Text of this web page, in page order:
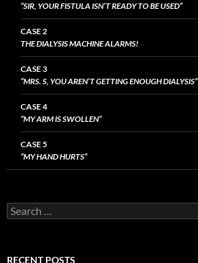
“SIR, YOUR FISTULA ISN’T READY TO BE USED”
CASE 2
THE DIALYSIS MACHINE ALARMS!
CASE 3
“MRS. S, YOU AREN’T GETTING ENOUGH DIALYSIS”
CASE 4
“MY ARM IS SWOLLEN”
CASE 5
“MY HAND HURTS”
Search
for:
RECENT POSTS